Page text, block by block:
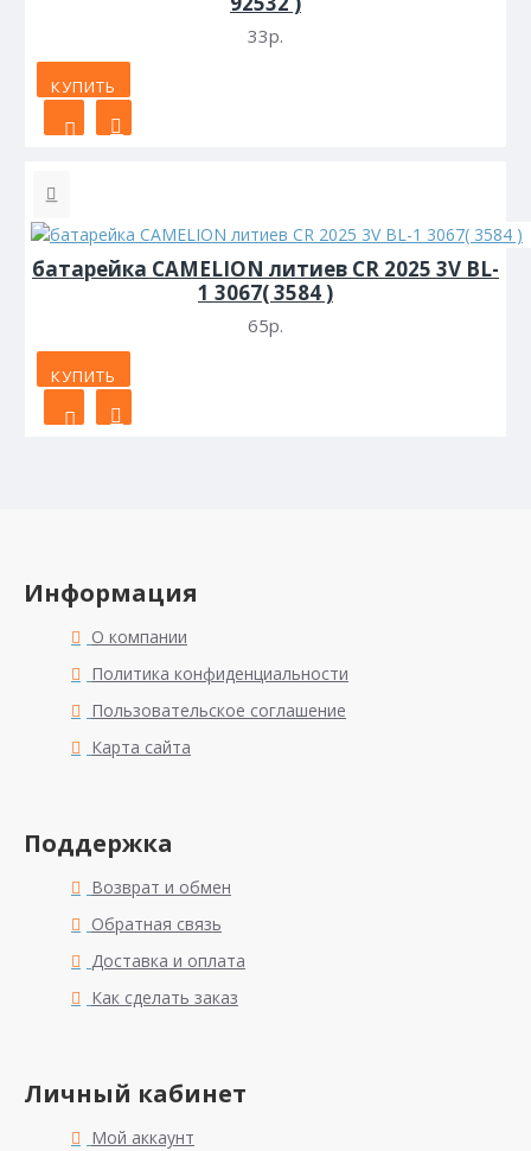
33р.
КУПИТЬ
батарейка CAMELION литиев CR 2025 3V BL-
1 3067( 3584 )
65р.
КУПИТЬ
Информация
О компании
Политика конфиденциальности
Пользовательское соглашение
Карта сайта
Поддержка
Возврат и обмен
Обратная связь
Доставка и оплата
Как сделать заказ
Личный кабинет
Мой аккаунт